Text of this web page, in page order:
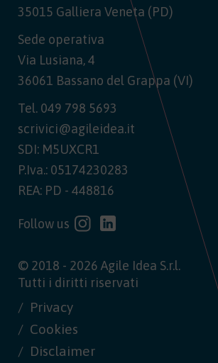
35015 Galliera Veneta (PD)
Sede operativa
Via Lusiana, 4
36061 Bassano del Grappa (VI)
Tel. 049 798 5693
scrivici@agileidea.it
SDI: M5UXCR1
P.Iva.: 05174230283
REA: PD - 448816
Follow us
© 2018 - 2026 Agile Idea S.r.l.
Tutti i diritti riservati
Privacy
Cookies
Disclaimer